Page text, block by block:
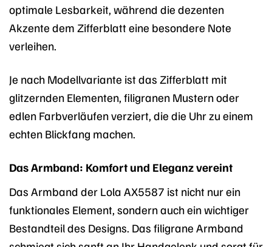
optimale Lesbarkeit, während die dezenten
Akzente dem Zifferblatt eine besondere Note
verleihen.
Je nach Modellvariante ist das Zifferblatt mit
glitzernden Elementen, filigranen Mustern oder
edlen Farbverläufen verziert, die die Uhr zu einem
echten Blickfang machen.
Das Armband: Komfort und Eleganz vereint
Das Armband der Lola AX5587 ist nicht nur ein
funktionales Element, sondern auch ein wichtiger
Bestandteil des Designs. Das filigrane Armband